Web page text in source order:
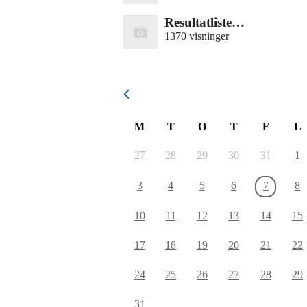
Resultatliste…
1370 visninger
M T O T F L
27 28 29 30 31 1
3 4 5 6 7 8
10 11 12 13 14 15
17 18 19 20 21 22
24 25 26 27 28 29
31